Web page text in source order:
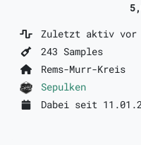
Zuletzt aktiv vor
243 Samples
Rems-Murr-Kreis
Sepulken
Dabei seit